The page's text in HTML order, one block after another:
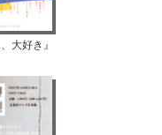
大好き』